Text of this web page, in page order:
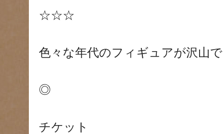
☆☆☆
色々な年代のフィギュアが沢山
◎
チケット